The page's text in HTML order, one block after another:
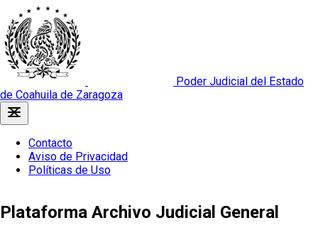
Poder Judicial del Estado
de Coahuila de Zaragoza
Contacto
Aviso de Privacidad
Políticas de Uso
Plataforma Archivo Judicial General